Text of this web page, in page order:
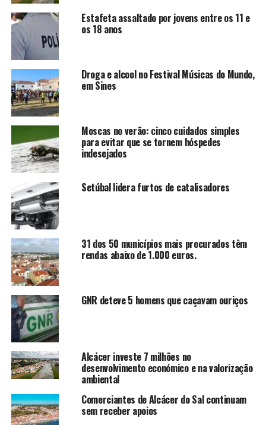
Estafeta assaltado por jovens entre os 11 e
os 18 anos
Droga e alcool no Festival Músicas do Mundo,
em Sines
Moscas no verão: cinco cuidados simples
para evitar que se tornem hóspedes
indesejados
Setúbal lidera furtos de catalisadores
31 dos 50 municípios mais procurados têm
rendas abaixo de 1.000 euros.
GNR deteve 5 homens que caçavam ouriços
Alcácer investe 7 milhões no
desenvolvimento económico e na valorização
ambiental
Comerciantes de Alcácer do Sal continuam
sem receber apoios